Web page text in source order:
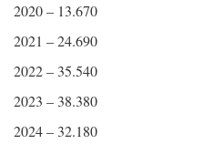
2020 – 13.670
2021 – 24.690
2022 – 35.540
2023 – 38.380
2024 – 32.180